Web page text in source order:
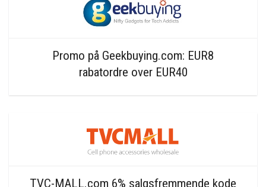
Promo på Geekbuying.com: EUR8
rabatordre over EUR40
TVC-MALL.com 6% salgsfremmende kode